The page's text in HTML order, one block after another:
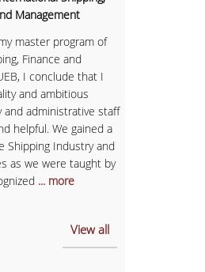
Management
master program of
Finance and
I conclude that I
and ambitious
and administrative staff
helpful. We gained a
Shipping Industry and
as we were taught by
... more
View all